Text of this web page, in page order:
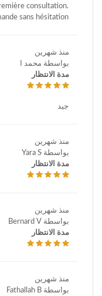
consultation.
sans hésitation
منذ شهرين
بواسطة محمد ا
مدة الانتظار
جيد
منذ شهرين
بواسطة Yara S
مدة الانتظار
منذ شهرين
بواسطة Bernard V
مدة الانتظار
منذ شهرين
بواسطة Fathallah B